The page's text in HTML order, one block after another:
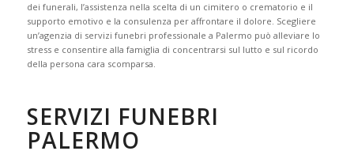
dei funerali, l’assistenza nella scelta di un cimitero o crematorio e il
supporto emotivo e la consulenza per affrontare il dolore. Scegliere
un’agenzia di servizi funebri professionale a Palermo può alleviare lo
stress e consentire alla famiglia di concentrarsi sul lutto e sul ricordo
della persona cara scomparsa.
SERVIZI FUNEBRI
PALERMO